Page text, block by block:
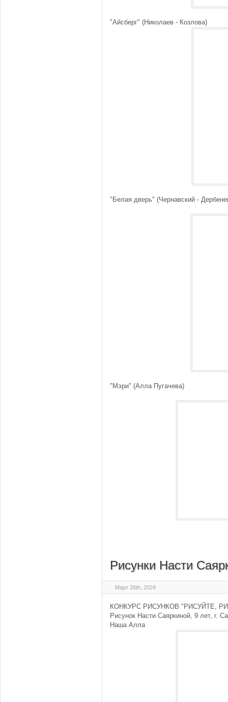
"Айсберг" (Николаев - Козлова)
"Белая дверь" (Чернавский -
"Мэри" (Алла Пугачева)
Рисунки Насти
Март 26th, 2024
КОНКУРС РИСУНКОВ "РИСУЙТЕ,
Рисунок Насти Саяркиной, 9 лет, г.
Наша Алла